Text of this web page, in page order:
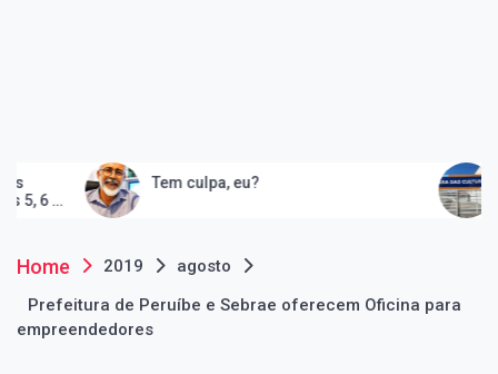
Tem culpa, eu?
Peruíbe
e
artes
Home 2019
agosto
Prefeitura de Peruíbe e Sebrae oferecem Oficina para
empreendedores